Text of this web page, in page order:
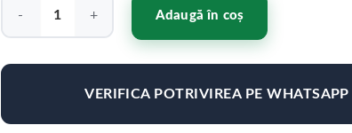
Cantitate Japan Racing JR20 20x10 ET20-40 5H Blank Matt Black
Adaugă în coș
VERIFICA POTRIVIREA PE WHATSAPP